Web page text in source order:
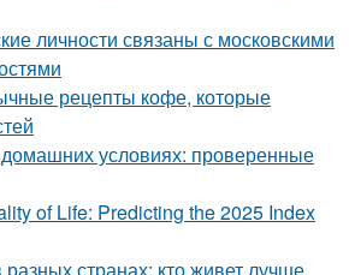
личности связаны с московскими
рецепты кофе, которые
условиях: проверенные
of Life: Predicting the 2025 Index
странах: кто живет лучше